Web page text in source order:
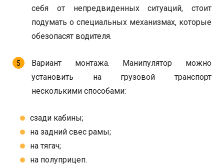
себя от непредвиденных ситуаций, стоит
подумать о специальных механизмах, которые
обезопасят водителя.
Вариант монтажа. Манипулятор можно
установить на грузовой транспорт
несколькими способами:
сзади кабины;
на задний свес рамы;
на тягач;
на полуприцеп.